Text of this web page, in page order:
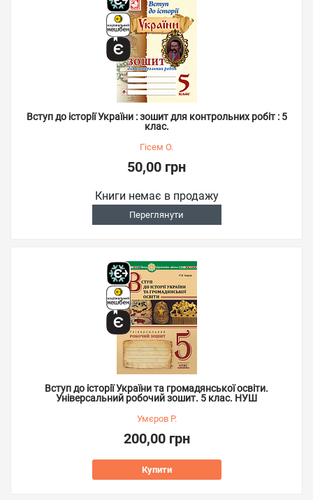
Вступ до історії України : зошит для контрольних робіт : 5
клас.
Гісем О.
50,00 грн
Книги немає в продажу
Переглянути
Вступ до історії України та громадянської освіти.
Універсальний робочий зошит. 5 клас. НУШ
Умєров Р.
200,00 грн
Купити